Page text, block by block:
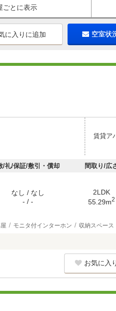
ごとに表示
に入りに追加 空室状
賃貸ア
/礼/保証/敷引・償却 間取り/広
なし / なし
- / -
2LDK
55.29m2
モニタ付インターホン 収納スペース
お気に入